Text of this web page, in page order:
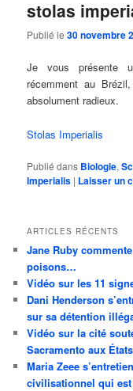
stolas
Publié le30 novembre
Je vous présente
récemment au
absolument radieux.
Stolas Imperialis
Publié dans Biologie,
Imperialis | Laisser un
ARTICLES RÉCENTS
Jane Ruby
poisons…
Vidéo sur les 11
Dani Henderson
sur sa détention
Vidéo sur la cité
Sacramento aux
Maria Zeee
civilisationnel qui